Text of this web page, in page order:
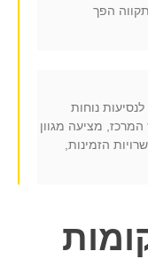
הפך
נוחות
מציעה מגוון
הזמינות,